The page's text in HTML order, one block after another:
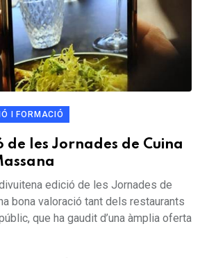
I FORMACIÓ
de les Jornades de Cuina
edició de les Jornades de
bona valoració tant dels restaurants
que ha gaudit d’una àmplia oferta